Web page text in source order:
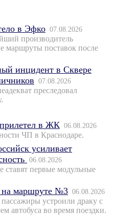
в Эфко 07.08.2026
производитель
маршруты поставок после
инцидент в Сквере
07.08.2026
преследовал
в ЖК 06.08.2026
ЧП в Краснодаре.
усиливает
06.08.2026
ставят первые модульные
маршруте №3 06.08.2026
устроили драку с
автобуса во время поездки.